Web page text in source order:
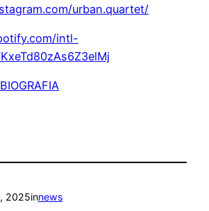
urban.quartet/
intl-
2025innews